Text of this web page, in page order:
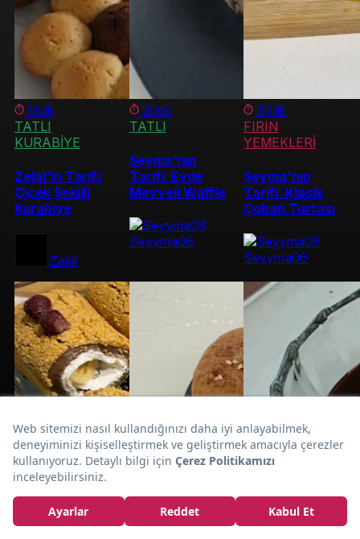
Tereyağlı
Kakaolu Islak
Kurabiye Tarifi
15dk
TATLI
KURABİYE
Zelal'in Tarifi:
Çiçek Şekilli
Kurabiye
Zelal
20dk
TATLI
Şeyma'nın
Tarifi: Evde
Meyveli Waffle
Seyyma06
30dk
FIRIN
YEMEKLERİ
Şeyma'nın
Tarifi: Klasik
Çoban Turtası
Seyyma06